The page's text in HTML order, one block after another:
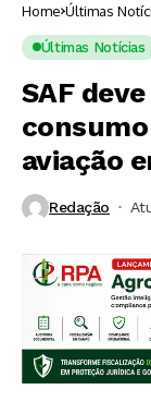
Home Últimas
Últimas Notícias
SAF
aviação
Redação